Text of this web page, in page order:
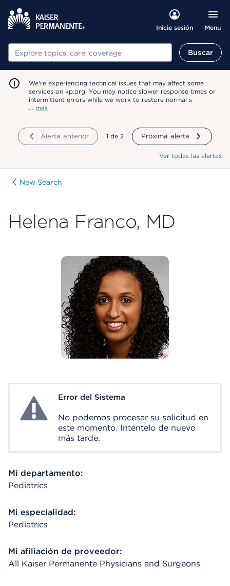
Inicie sesión Menu
Buscar Buscar
We're experiencing technical issues that may affect some
services on kp.org. You may notice slower response times or
intermittent errors while we work to restore normal s
… más
Alerta anterior mostrando
1 de 2 Próxima alerta
Ver todas las alertas
New Search
Helena Franco, MD
System ErrorError del Sistema
No podemos procesar su solicitud en
este momento. Inténtelo de nuevo
más tarde.
Mi departamento:
Pediatrics
Mi especialidad:
Pediatrics
Mi afiliación de proveedor:
All Kaiser Permanente Physicians and Surgeons